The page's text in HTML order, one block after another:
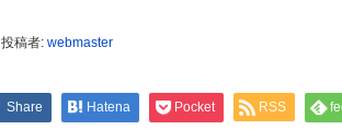
投稿者: webmaster
Share Hatena Pocket RSS